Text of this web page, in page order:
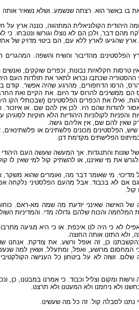
בו באשר הוא. רצתה שנשמע. ושלא נשאיר אותה
היהודית הקולוניאלית המתהווה, כוננה ארץ
מהם דבר, ולכן הם לא נוצלו וגורשו ונטבחו.
שהגיעו לארץ ללא עם, הם ביטוי מדויק של
הפלסטינים מהדיבור והשיח והשפה. המהגרים
טרסות חקלאיות נבונות, וכפרים שוקקים,
שכתבו ובראו לתאר את תולדות העם
ממשיכים להרוס עד היום. את הקיים ואת
ואילו את הכפרים הפלסטינים (שבכותלי הקו
להודות שהם היו. לכן אין להם שם. או
והפניות לקולוניות היהודיות הלא חוקיות
שאין להם שם, אין אליהם גישה.
שיש, הפלסטינים מכונים פלשתינים או
הפלישתים מקדמת דנן.
שונות והתנגדות. אך המעשה שעשה העם היהודי
לגרש את מי שאיננו, או להשתיק קול למי שאין לו
מי שאומר דבר מה, ואומרים שהוא משקר,
אם לא בכבוד. אבל מהעם הפלסטיני נלקחה
קול.
של האישה שאינני יודעת מה שמה מא-ראם.
המלחמה והכוח שלהם גדולה מדי. והמדיניות
לא כי היה לנו איכפת. או כי היא מגיעה
ולא התזנו אותה החוצה.
כן, זה אופל ורשע. את צודקת. אנחנו
וכי המחסום מרושע, ואפל, ומתעלל. ושאין למה
ושזה לא על ביטחון כל הענישה
ומקום וצליל וכבוד. כי אמרנו במבטנו, כן,
ולא ניחמנו ולא המעטנו ולא תרצנו.
נתנו לסבלה קול. זה כל מה שעשינו.